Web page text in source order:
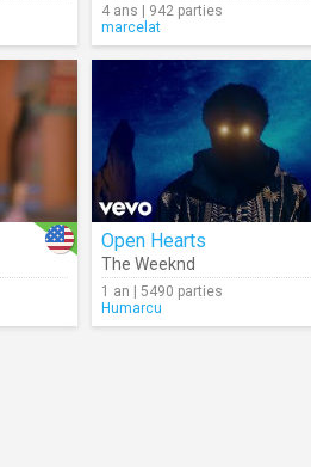
4 ans | 942 parties
marcelat
Open Hearts
The Weeknd
1 an | 5490 parties
Humarcu